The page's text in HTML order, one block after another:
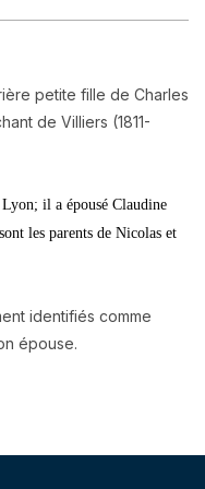
petite fille de Charles
de Villiers (1811-
il a épousé Claudine
les parents de Nicolas et
identifiés comme
épouse.